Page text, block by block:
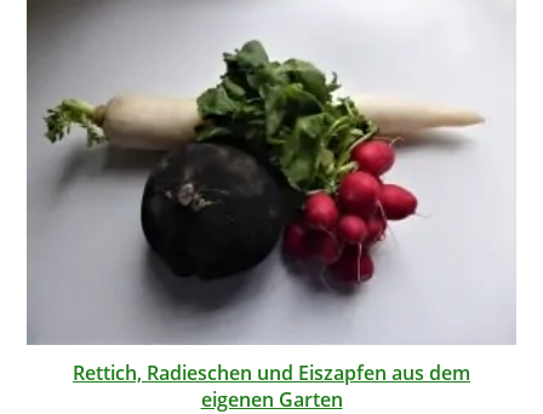
Rettich, Radieschen und Eiszapfen aus dem
eigenen Garten